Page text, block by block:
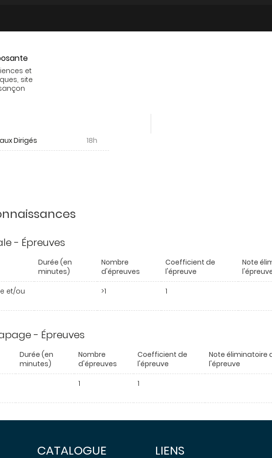
et
site
Dirigés 18h
- Épreuves
Durée (en
minutes)
Nombre
d'épreuves
Coefficient de
l'épreuve
Note
et/ou
>1 1
- Épreuves
Durée (en
minutes)
Nombre
d'épreuves
Coefficient de
l'épreuve
Note éliminatoire
l'épreuve
1 1
CATALOGUE LIENS